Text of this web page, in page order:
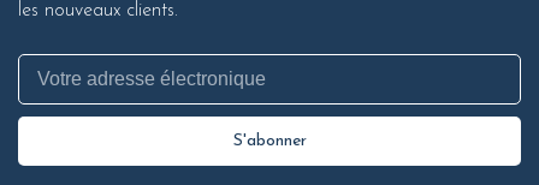
les nouveaux clients.
S'abonner